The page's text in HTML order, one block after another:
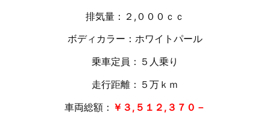
排気量：２,０００ｃｃ
ボディカラー：ホワイトパール
乗車定員：５人乗り
走行距離：５万 ｋｍ
車両総額： ￥３,５１２,３７０－